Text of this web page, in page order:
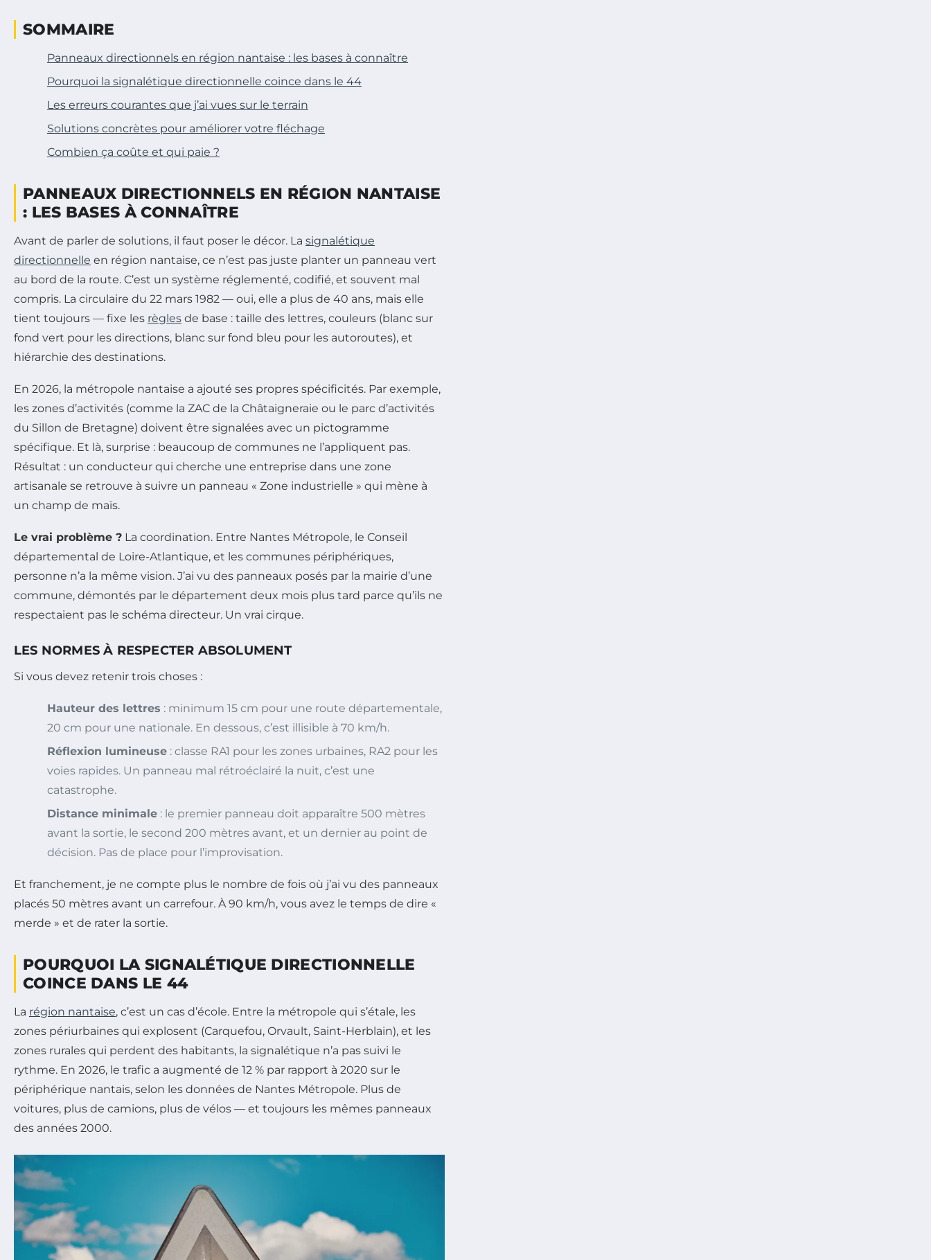
SOMMAIRE
Panneaux directionnels en région nantaise : les bases à connaître
Pourquoi la signalétique directionnelle coince dans le 44
Les erreurs courantes que j’ai vues sur le terrain
Solutions concrètes pour améliorer votre fléchage
Combien ça coûte et qui paie ?
PANNEAUX DIRECTIONNELS EN RÉGION NANTAISE
: LES BASES À CONNAÎTRE
Avant de parler de solutions, il faut poser le décor. La signalétique
directionnelle en région nantaise, ce n’est pas juste planter un panneau vert
au bord de la route. C’est un système réglementé, codifié, et souvent mal
compris. La circulaire du 22 mars 1982 — oui, elle a plus de 40 ans, mais elle
tient toujours — fixe les règles de base : taille des lettres, couleurs (blanc sur
fond vert pour les directions, blanc sur fond bleu pour les autoroutes), et
hiérarchie des destinations.
En 2026, la métropole nantaise a ajouté ses propres spécificités. Par exemple,
les zones d’activités (comme la ZAC de la Châtaigneraie ou le parc d’activités
du Sillon de Bretagne) doivent être signalées avec un pictogramme
spécifique. Et là, surprise : beaucoup de communes ne l’appliquent pas.
Résultat : un conducteur qui cherche une entreprise dans une zone
artisanale se retrouve à suivre un panneau « Zone industrielle » qui mène à
un champ de maïs.
Le vrai problème ? La coordination. Entre Nantes Métropole, le Conseil
départemental de Loire-Atlantique, et les communes périphériques,
personne n’a la même vision. J’ai vu des panneaux posés par la mairie d’une
commune, démontés par le département deux mois plus tard parce qu’ils ne
respectaient pas le schéma directeur. Un vrai cirque.
LES NORMES À RESPECTER ABSOLUMENT
Si vous devez retenir trois choses :
Hauteur des lettres : minimum 15 cm pour une route départementale,
20 cm pour une nationale. En dessous, c’est illisible à 70 km/h.
Réflexion lumineuse : classe RA1 pour les zones urbaines, RA2 pour les
voies rapides. Un panneau mal rétroéclairé la nuit, c’est une
catastrophe.
Distance minimale : le premier panneau doit apparaître 500 mètres
avant la sortie, le second 200 mètres avant, et un dernier au point de
décision. Pas de place pour l’improvisation.
Et franchement, je ne compte plus le nombre de fois où j’ai vu des panneaux
placés 50 mètres avant un carrefour. À 90 km/h, vous avez le temps de dire «
merde » et de rater la sortie.
POURQUOI LA SIGNALÉTIQUE DIRECTIONNELLE
COINCE DANS LE 44
La région nantaise, c’est un cas d’école. Entre la métropole qui s’étale, les
zones périurbaines qui explosent (Carquefou, Orvault, Saint-Herblain), et les
zones rurales qui perdent des habitants, la signalétique n’a pas suivi le
rythme. En 2026, le trafic a augmenté de 12 % par rapport à 2020 sur le
périphérique nantais, selon les données de Nantes Métropole. Plus de
voitures, plus de camions, plus de vélos — et toujours les mêmes panneaux
des années 2000.